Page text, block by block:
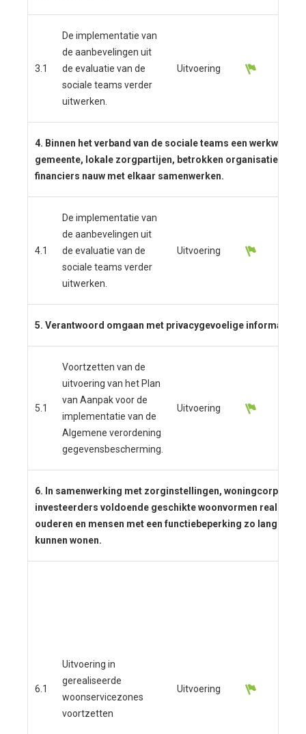
3.1
De implementatie van
de aanbevelingen uit
de evaluatie van de
sociale teams verder
uitwerken.
Uitvoering
4. Binnen het verband van de sociale teams een werkwijze
gemeente, lokale zorgpartijen, betrokken organisaties,
financiers nauw met elkaar samenwerken.
4.1
De implementatie van
de aanbevelingen uit
de evaluatie van de
sociale teams verder
uitwerken.
Uitvoering
5. Verantwoord omgaan met privacygevoelige informatie.
5.1
Voortzetten van de
uitvoering van het Plan
van Aanpak voor de
implementatie van de
Algemene verordening
gegevensbescherming.
Uitvoering
6. In samenwerking met zorginstellingen,
investeerders voldoende geschikte woonvormen
ouderen en mensen met een functiebeperking zo lang
kunnen wonen.
6.1
Uitvoering in
gerealiseerde
woonservicezones
voortzetten
Uitvoering